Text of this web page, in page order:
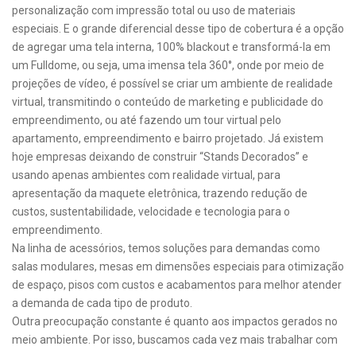
personalização com impressão total ou uso de materiais
especiais. E o grande diferencial desse tipo de cobertura é a opção
de agregar uma tela interna, 100% blackout e transformá-la em
um Fulldome, ou seja, uma imensa tela 360°, onde por meio de
projeções de vídeo, é possível se criar um ambiente de realidade
virtual, transmitindo o conteúdo de marketing e publicidade do
empreendimento, ou até fazendo um tour virtual pelo
apartamento, empreendimento e bairro projetado. Já existem
hoje empresas deixando de construir “Stands Decorados” e
usando apenas ambientes com realidade virtual, para
apresentação da maquete eletrônica, trazendo redução de
custos, sustentabilidade, velocidade e tecnologia para o
empreendimento.
Na linha de acessórios, temos soluções para demandas como
salas modulares, mesas em dimensões especiais para otimização
de espaço, pisos com custos e acabamentos para melhor atender
a demanda de cada tipo de produto.
Outra preocupação constante é quanto aos impactos gerados no
meio ambiente. Por isso, buscamos cada vez mais trabalhar com